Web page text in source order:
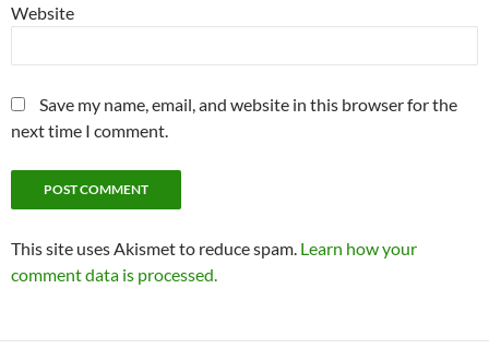
Website
Save my name, email, and website in this browser for the
next time I comment.
This site uses Akismet to reduce spam. Learn how your
comment data is processed.